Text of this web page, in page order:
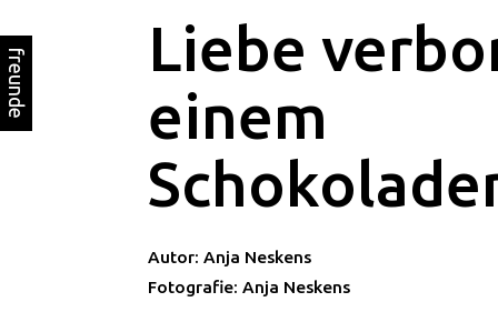
freunde
Liebe
einem
Autor: Anja Neskens
Fotografie: Anja Neskens